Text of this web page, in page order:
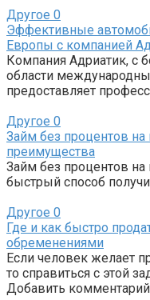
Другое 0
Эффективные
Европы с компанией
Компания Адриатик, с
области
предоставляет
Другое 0
Займ без процентов на
преимущества
Займ без процентов на
быстрый способ
Другое 0
Где и как быстро
обременениями
Если человек желает
то справиться с этой
Добавить комментарий